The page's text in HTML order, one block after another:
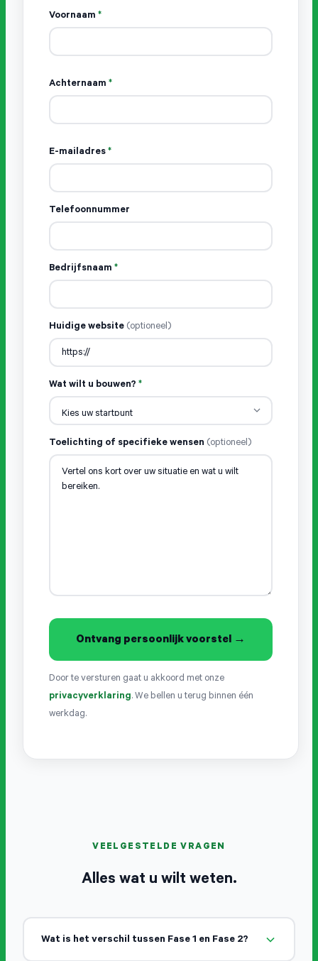
Voornaam *
Achternaam *
E-mailadres *
Telefoonnummer
Bedrijfsnaam *
Huidige website (optioneel)
Wat wilt u bouwen? *
Toelichting of specifieke wensen (optioneel)
Ontvang persoonlijk voorstel →
Door te versturen gaat u akkoord met onze
privacyverklaring. We bellen u terug binnen één
werkdag.
VEELGESTELDE VRAGEN
Alles wat u wilt weten.
Wat is het verschil tussen Fase 1 en Fase 2?